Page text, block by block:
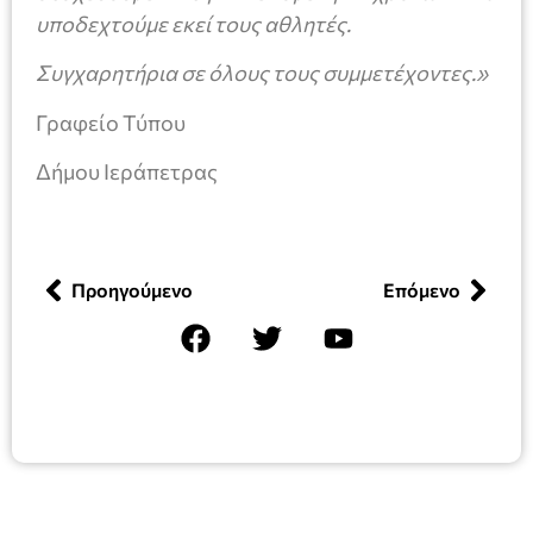
υποδεχτούμε εκεί τους αθλητές.
Συγχαρητήρια σε όλους τους συμμετέχοντες.»
Γραφείο Τύπου
Δήμου Ιεράπετρας
Προηγούμενο Επόμενο